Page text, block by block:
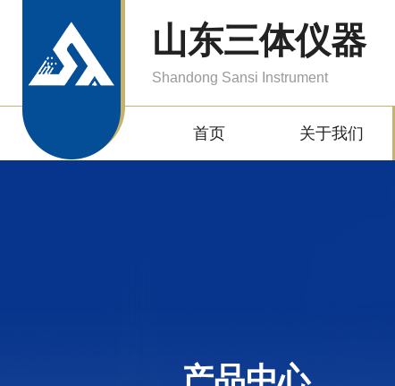
山东三体仪器
Shandong Sansi Instrument
首页 关于我们